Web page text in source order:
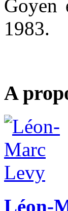
Goyen
1983.
A
Léon-